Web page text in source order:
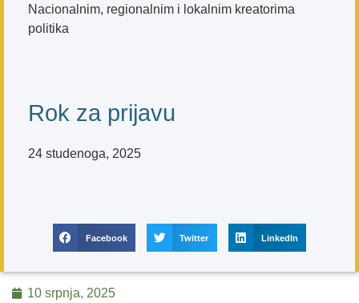
Nacionalnim, regionalnim i lokalnim kreatorima
politika
Rok za prijavu
24 studenoga, 2025
Facebook Twitter LinkedIn
10 srpnja, 2025